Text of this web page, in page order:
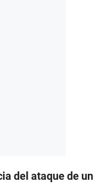
del ataque de un